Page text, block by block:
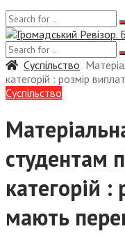
Суспiльство
категорій : розмір
Суспiльство
студентам
категорій :
мають